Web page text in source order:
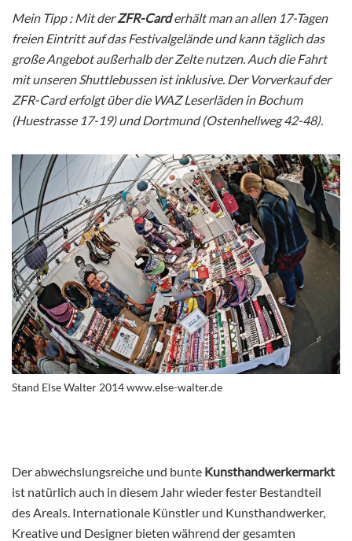
Mein Tipp : Mit derZFR-Carderhält man an allen 17-Tagen
freien Eintritt auf das Festivalgelände und kann täglich das
große Angebot außerhalb der Zelte nutzen. Auch die Fahrt
mit unseren Shuttlebussen ist inklusive. Der Vorverkauf der
ZFR-Card erfolgt über die WAZ Leserläden in Bochum
(Huestrasse 17-19) und Dortmund (Ostenhellweg 42-48).
Stand Else Walter 2014 www.else-walter.de
Der abwechslungsreiche und bunte Kunsthandwerkermarkt
ist natürlich auch in diesem Jahr wieder fester Bestandteil
des Areals. Internationale Künstler und Kunsthandwerker,
Kreative und Designer bieten während der gesamten